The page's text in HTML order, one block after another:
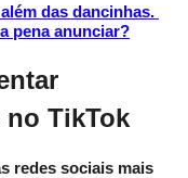
das dancinhas.
pena anunciar?
TikTok
redes sociais mais